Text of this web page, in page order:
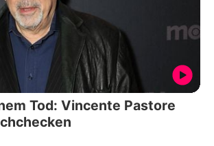
Tod: Vincente Pastore